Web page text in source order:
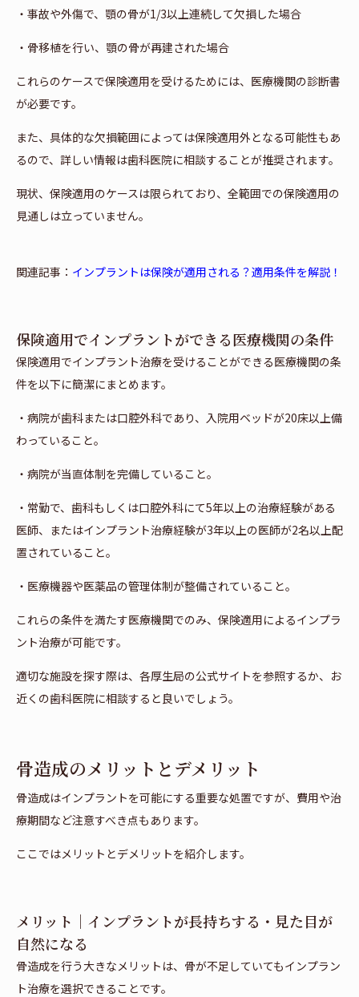
・事故や外傷で、顎の骨が1/3以上連続して欠損した場合
・骨移植を行い、顎の骨が再建された場合
これらのケースで保険適用を受けるためには、医療機関の診断書
が必要です。
また、具体的な欠損範囲によっては保険適用外となる可能性もあ
るので、詳しい情報は歯科医院に相談することが推奨されます。
現状、保険適用のケースは限られており、全範囲での保険適用の
見通しは立っていません。
関連記事： インプラントは保険が適用される？適用条件を解説！
保険適用でインプラントができる医療機関の条件
保険適用でインプラント治療を受けることができる医療機関の条
件を以下に簡潔にまとめます。
・病院が歯科または口腔外科であり、入院用ベッドが20床以上備
わっていること。
・病院が当直体制を完備していること。
・常勤で、歯科もしくは口腔外科にて5年以上の治療経験がある
医師、またはインプラント治療経験が3年以上の医師が2名以上配
置されていること。
・医療機器や医薬品の管理体制が整備されていること。
これらの条件を満たす医療機関でのみ、保険適用によるインプラ
ント治療が可能です。
適切な施設を探す際は、各厚生局の公式サイトを参照するか、お
近くの歯科医院に相談すると良いでしょう。
骨造成のメリットとデメリット
骨造成はインプラントを可能にする重要な処置ですが、費用や治
療期間など注意すべき点もあります。
ここではメリットとデメリットを紹介します。
メリット｜インプラントが長持ちする・見た目が
自然になる
骨造成を行う大きなメリットは、骨が不足していてもインプラン
ト治療を選択できることです。